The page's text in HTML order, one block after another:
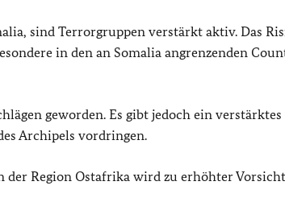
sind Terrorgruppen verstärkt aktiv. Das
in den an Somalia angrenzenden
geworden. Es gibt jedoch ein verstärktes
Archipels vordringen.
der Region Ostafrika wird zu erhöhter Vorsicht